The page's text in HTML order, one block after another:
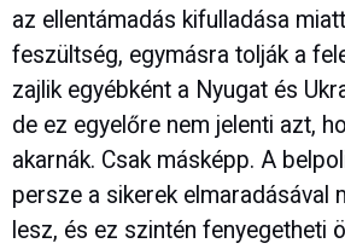
az ellentámadás kifulladása
feszültség, egymásra tolják a
zajlik egyébként a Nyugat és
de ez egyelőre nem jelenti azt,
akarnák. Csak másképp. A
persze a sikerek elmaradásával
lesz, és ez szintén fenyegetheti